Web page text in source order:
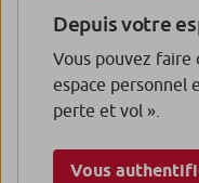
Depuis votre
Vous pouvez faire
espace personnel
perte et vol ».
Vous